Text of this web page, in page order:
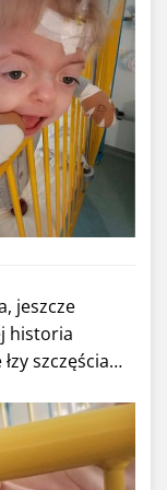
jeszcze
historia
szczęścia…